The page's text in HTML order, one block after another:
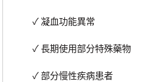
✓ 凝血功能異常
✓ 長期使用部分特殊藥物
✓ 部分慢性疾病患者